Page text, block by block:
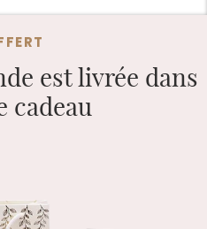
est livrée dans
cadeau